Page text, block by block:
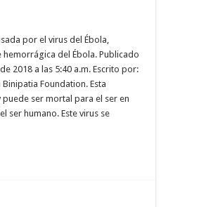
por el virus del Ébola,
del Ébola. Publicado
2018 a las 5:40 a.m. Escrito por:
Foundation. Esta
ser mortal para el ser en
ser humano. Este virus se